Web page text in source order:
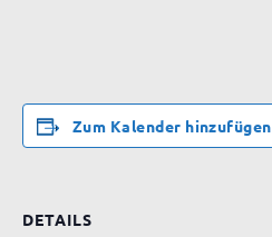
Zum Kalender hinzufügen
DETAILS